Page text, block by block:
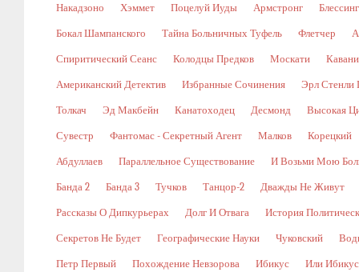
Накадзоно Хэммет Поцелуй Иуды Армстронг
Бокал Шампанского Тайна Больничных Туфель Флетчер
Спиритический Сеанс Колодцы Предков Москати Кавани
Американский Детектив Избранные Сочинения Эрл Стенли
Толкач Эд Макбейн Канатоходец Десмонд Высокая
Сувестр Фантомас - Секретный Агент Малков Корецкий
Абдуллаев Параллельное Существование И Возьми Мою
Банда 2 Банда 3 Тучков Танцор-2 Дважды Не Живут
Рассказы О Дипкурьерах Долг И Отвага История
Секретов Не Будет Географические Науки Чуковский
Петр Первый Похождение Невзорова Ибикус Или Ибикус